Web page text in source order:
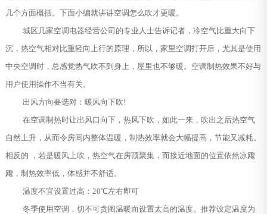
几个方面概括。下面小编就讲讲空调怎么吹才更暖。
城区几家空调电器经营公司的专业人士告诉记者，冷空气比重大向下
沉，热空气相对比重轻向上行的原理，所以，家里空调打开后，尤其是使用
中央空调时，总感觉热气吹不到身上，屋里也不够暖。空调制热效果不好与
用户使用操作不当有关。
出风方向要选对：暖风向下吹!
在空调制热时让出风口向下，热风下吹，如此一来，吹出之后热空气
自然上升，从而令房间内整体温暖，制热效率就会大幅提高，节能又减耗。
相反的 ，若是暖风上吹，热空气在房顶聚集，而接近地面的位置依然凉飕
飕，制热效率低，体感并不舒适。
温度不宜设置过高：20℃左右即可
冬季使用空调，切不可贪图温暖而设置太高的温度。推荐设定温度为